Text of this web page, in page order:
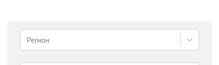
Регион